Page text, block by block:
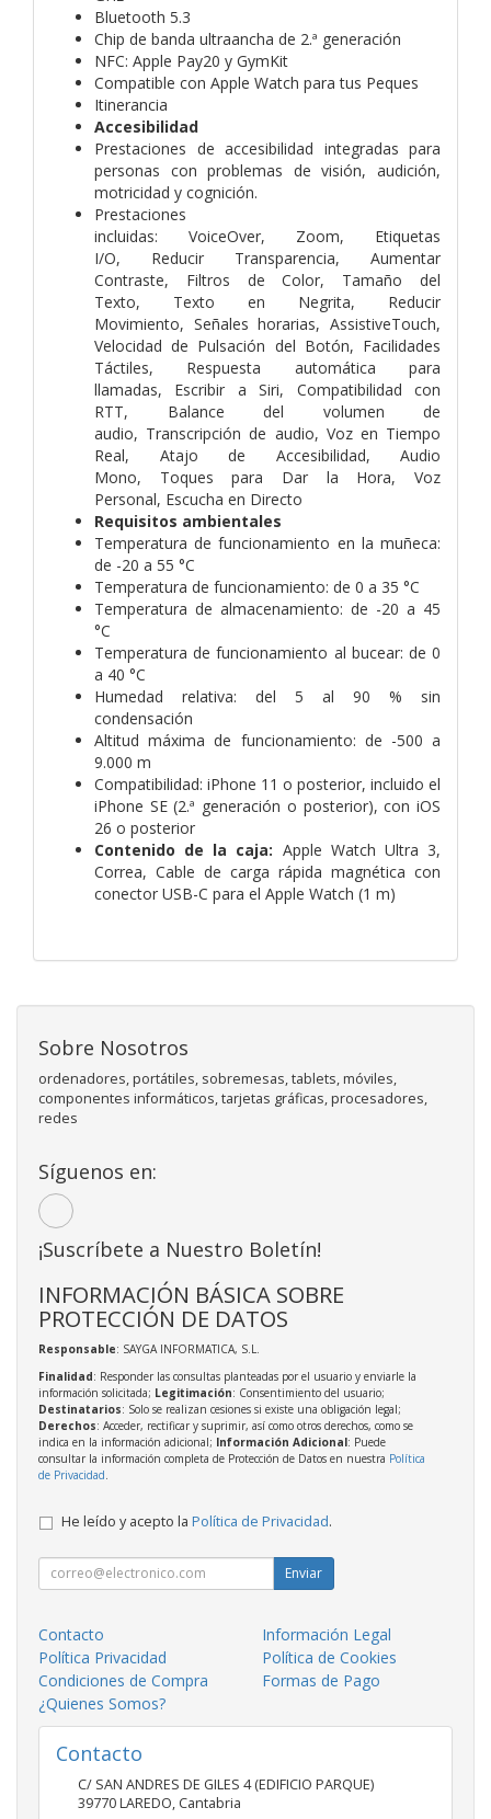
Bluetooth 5.3
Chip de banda ultraancha de 2.ª generación
NFC: Apple Pay20 y GymKit
Compatible con Apple Watch para tus Peques
Itinerancia
Accesibilidad
Prestaciones de accesibilidad integradas para
personas con problemas de visión, audición,
motricidad y cognición.
Prestaciones
incluidas: VoiceOver, Zoom, Etiquetas
I/O, Reducir Transparencia, Aumentar
Contraste, Filtros de Color, Tamaño del
Texto, Texto en Negrita, Reducir
Movimiento, Señales horarias,AssistiveTouch,
Velocidad de Pulsación del Botón, Facilidades
Táctiles, Respuesta automática para
llamadas, Escribir a Siri, Compati­bilidad con
RTT, Balance del volumen de
audio, Transcripción de audio, Voz en Tiempo
Real, Atajo de Accesibilidad, Audio
Mono, Toques para Dar la Hora,Voz
Personal, Escucha en Directo
Requisitos ambientales
Temperatura de funciona­miento en la muñeca:
de -20 a 55 °C
Temperatura de funciona­miento: de 0 a 35 °C
Temperatura de almacena­miento: de -20 a 45
°C
Temperatura de funciona­miento al bucear: de 0
a 40 °C
Humedad relativa: del 5 al 90 % sin
condensación
Altitud máxima de funciona­miento: de -500 a
9.000 m
Compati­bilidad: iPhone 11 o posterior, incluido el
iPhone SE (2.ª generación o posterior), con iOS
26 o posterior
Contenido de la caja: Apple Watch Ultra 3,
Correa, Cable de carga rápida magnética con
conector USB-C para el Apple Watch (1 m)
Sobre Nosotros
ordenadores, portátiles, sobremesas, tablets, móviles,
componentes informáticos, tarjetas gráficas, procesadores,
redes
Síguenos en:
¡Suscríbete a Nuestro Boletín!
INFORMACIÓN BÁSICA SOBRE
PROTECCIÓN DE DATOS
Responsable: SAYGA INFORMATICA, S.L.
Finalidad: Responder las consultas planteadas por el usuario y enviarle la
información solicitada; Legitimación: Consentimiento del usuario;
Destinatarios: Solo se realizan cesiones si existe una obligación legal;
Derechos: Acceder, rectificar y suprimir, así como otros derechos, como se
indica en la información adicional; Información Adicional: Puede
consultar la información completa de Protección de Datos en nuestra Política
de Privacidad
He leído y acepto la Política de Privacidad.
Enviar
Contacto
Información Legal
Política Privacidad
Política de Cookies
Condiciones de Compra
Formas de Pago
¿Quienes Somos?
Contacto
C/ SAN ANDRES DE GILES 4 (EDIFICIO PARQUE)
39770LAREDO, Cantabria